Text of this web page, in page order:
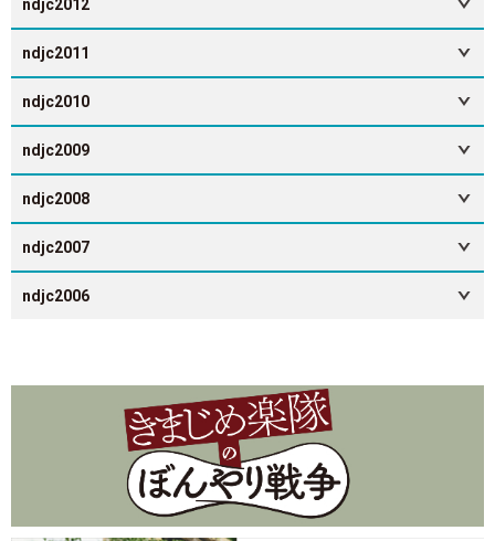
ndjc2012
ndjc2011
ndjc2010
ndjc2009
ndjc2008
ndjc2007
ndjc2006